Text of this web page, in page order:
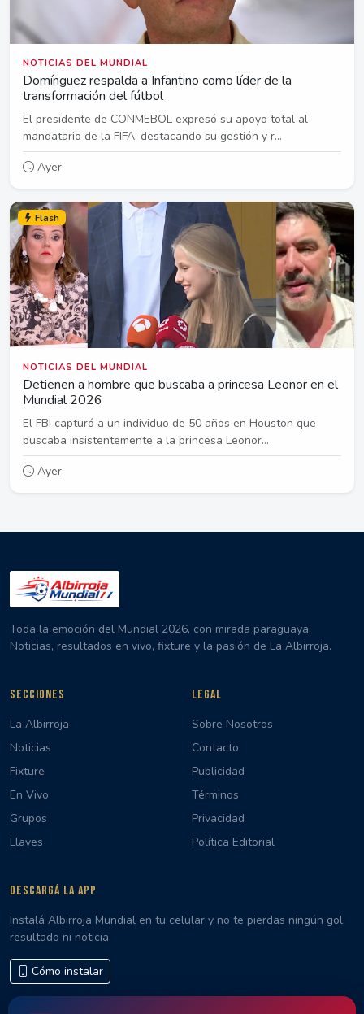
NOTICIAS DEL MUNDIAL
Domínguez respalda a Infantino como líder de la
transformación del fútbol
El presidente de CONMEBOL expresó su apoyo total al
mandatario de la FIFA, destacando su gestión y r...
Ayer
Flash
NOTICIAS DEL MUNDIAL
Detienen a hombre que buscaba a princesa Leonor en el
Mundial 2026
El FBI capturó a un individuo de 50 años en Houston que
buscaba insistentemente a la princesa Leonor...
Ayer
Toda la emoción del Mundial 2026, con mirada paraguaya.
Noticias, resultados en vivo, fixture y la pasión de La Albirroja.
SECCIONES
La Albirroja
Noticias
Fixture
En Vivo
Grupos
Llaves
LEGAL
Sobre Nosotros
Contacto
Publicidad
Términos
Privacidad
Política Editorial
DESCARGÁ LA APP
Instalá Albirroja Mundial en tu celular y no te pierdas ningún gol,
resultado ni noticia.
Cómo instalar